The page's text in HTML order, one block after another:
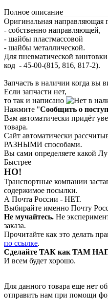
Полное описание
Оригинальная направляющая
- собственно направляющей,
- шайбы пластмассовой
- шайбы металлической.
Для пневматической
код - 45-00-(815, 816, 817-2).
Запчасть в наличии когда вы
Если запчасти нет,
то так и написано
Нажмите "Сообщить о
Вам автоматически придёт
товара.
Сайт автоматически
РАЗНЫМИ способами.
Вы сами определяете какой
Быстрее
НО!
Транспортные компании
содержимое посылки.
А Почта России - НЕТ.
Выбирайте именно Почту
Не мучайтесь. Не
заказа.
Прочитайте как это делать
по ссылке.
Сделайте ТАК как ТАМ
И всем будет хорошо.
Для данного товара еще нет
отправить нам при помощи